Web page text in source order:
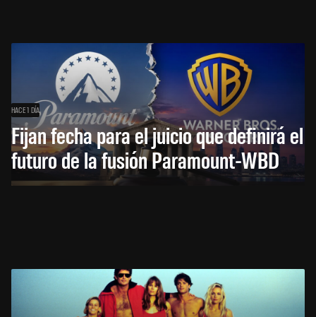
HACE 1 DÍA
Fijan fecha para el juicio que definirá el
futuro de la fusión Paramount-WBD